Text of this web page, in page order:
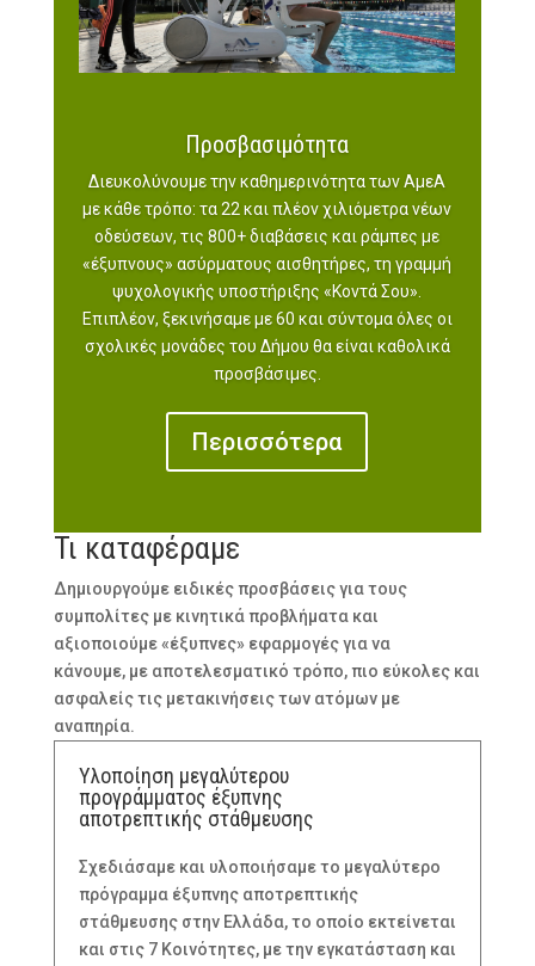
Προσβασιμότητα
Διευκολύνουμε την καθημερινότητα των ΑμεΑ
με κάθε τρόπο: τα 22 και πλέον χιλιόμετρα νέων
οδεύσεων, τις 800+ διαβάσεις και ράμπες με
«έξυπνους» ασύρματους αισθητήρες, τη γραμμή
ψυχολογικής υποστήριξης «Κοντά Σου».
Επιπλέον, ξεκινήσαμε με 60 και σύντομα όλες οι
σχολικές μονάδες του Δήμου θα είναι καθολικά
προσβάσιμες.
Περισσότερα
Τι καταφέραμε
Δημιουργούμε ειδικές προσβάσεις για τους
συμπολίτες με κινητικά προβλήματα και
αξιοποιούμε «έξυπνες» εφαρμογές για να
κάνουμε, με αποτελεσματικό τρόπο, πιο εύκολες και
ασφαλείς τις μετακινήσεις των ατόμων με
αναπηρία.
Υλοποίηση μεγαλύτερου
προγράμματος έξυπνης
αποτρεπτικής στάθμευσης
Σχεδιάσαμε και υλοποιήσαμε το μεγαλύτερο
πρόγραμμα έξυπνης αποτρεπτικής
στάθμευσης στην Ελλάδα, το οποίο εκτείνεται
και στις 7 Κοινότητες, με την εγκατάσταση και